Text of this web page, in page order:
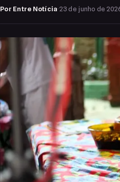
Por Entre Notícia·23 de junho de